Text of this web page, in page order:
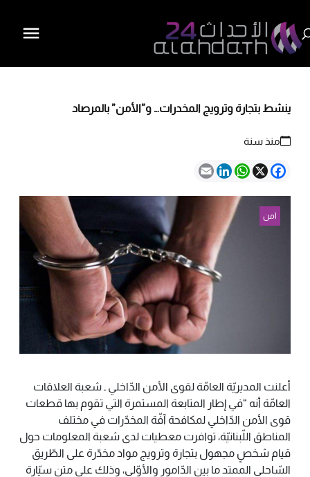
ينشط بتجارة وترويج المخدرات… و”الأمن” بالمرصاد
منذ سنة
Facebook
X
WhatsApp
LinkedIn
Email
امن
أعلنت المديريّة العامّة لقوى الأمن الدّاخلي ـ شعبة العلاقات
العامّة أنه “في إطار المتابعة المستمرة التي تقوم بها قطعات
قوى الأمن الدّاخلي لمكافحة آفّة المخدّرات في مختلف
المناطق اللّبنانيّة، توافرت معطيات لدى شعبة المعلومات حول
قيام شخصٍ مجهول بتجارة وترويج مواد مخدّرة على الطّريق
السّاحلي الممتد ما بين الدّامور والأوّلي، وذلك على متن سيّارة